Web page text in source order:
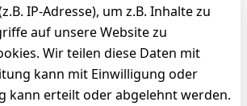
IP-Adresse), um z.B. Inhalte zu
auf unsere Website zu
Wir teilen diese Daten mit
kann mit Einwilligung oder
kann erteilt oder abgelehnt werden.